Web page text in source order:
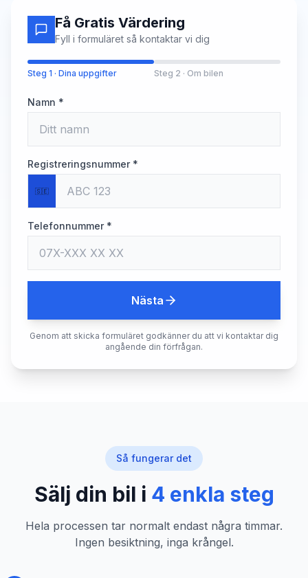
Få Gratis Värdering
Fyll i formuläret så kontaktar vi dig
Steg 1 · Dina uppgifter Steg 2 · Om bilen
Namn *
Registreringsnummer *
🇸🇪
Telefonnummer *
Nästa
Genom att skicka formuläret godkänner du att vi kontaktar dig
angående din förfrågan.
Så fungerar det
Sälj din bil i 4 enkla steg
Hela processen tar normalt endast några timmar.
Ingen besiktning, inga krångel.